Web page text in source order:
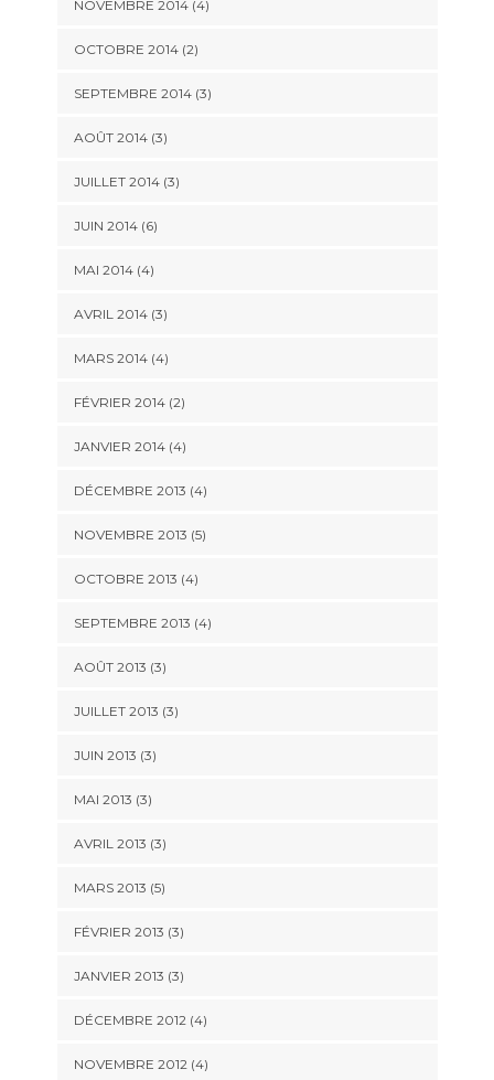
NOVEMBRE 2014(4)
OCTOBRE 2014(2)
SEPTEMBRE 2014(3)
AOÛT 2014(3)
JUILLET 2014(3)
JUIN 2014(6)
MAI 2014(4)
AVRIL 2014(3)
MARS 2014(4)
FÉVRIER 2014(2)
JANVIER 2014(4)
DÉCEMBRE 2013 (4)
NOVEMBRE 2013 (5)
OCTOBRE 2013 (4)
SEPTEMBRE 2013 (4)
AOÛT 2013 (3)
JUILLET 2013 (3)
JUIN 2013 (3)
MAI 2013 (3)
AVRIL 2013 (3)
MARS 2013 (5)
FÉVRIER 2013 (3)
JANVIER 2013 (3)
DÉCEMBRE 2012(4)
NOVEMBRE 2012(4)